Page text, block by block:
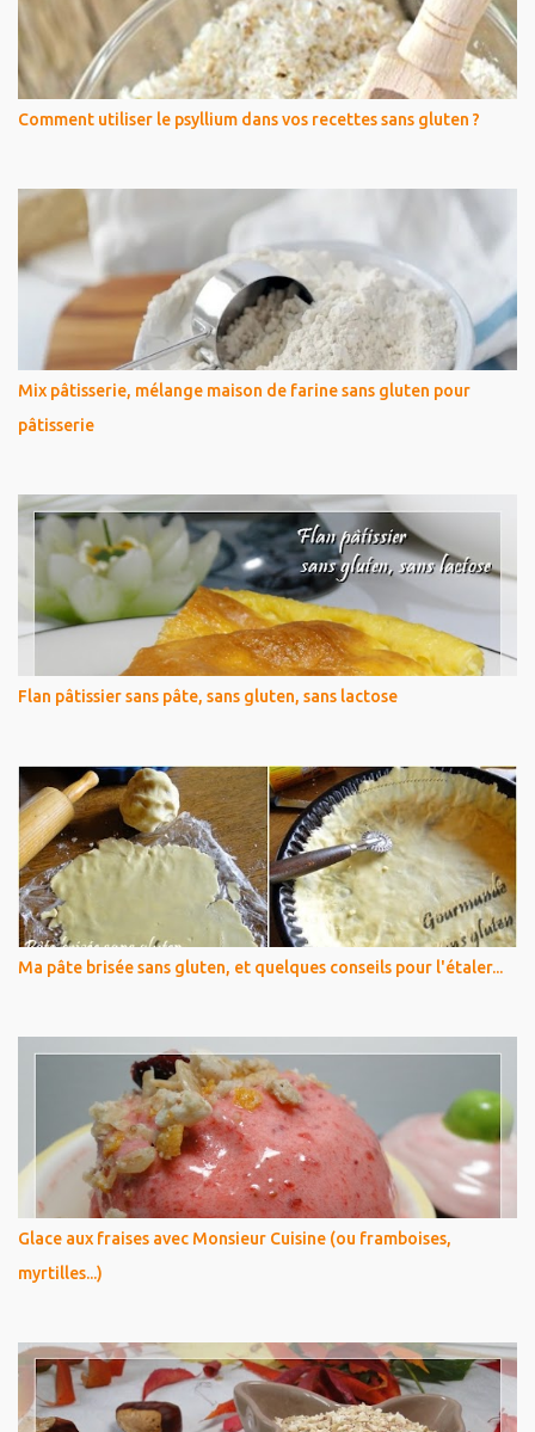
Comment utiliser le psyllium dans vos recettes sans gluten ?
Mix pâtisserie, mélange maison de farine sans gluten pour
pâtisserie
Flan pâtissier sans pâte, sans gluten, sans lactose
Ma pâte brisée sans gluten, et quelques conseils pour l'étaler...
Glace aux fraises avec Monsieur Cuisine (ou framboises,
myrtilles...)